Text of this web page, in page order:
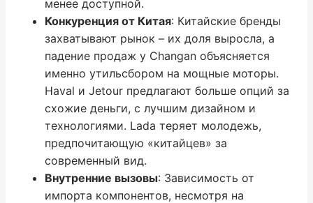
менее доступной.
Конкуренция от Китая: Китайские бренды
захватывают рынок – их доля выросла, а
падение продаж у Changan объясняется
именно утильсбором на мощные моторы.
Haval и Jetour предлагают больше опций за
схожие деньги, с лучшим дизайном и
технологиями. Lada теряет молодежь,
предпочитающую «китайцев» за
современный вид.
Внутренние вызовы: Зависимость от
импорта компонентов, несмотря на